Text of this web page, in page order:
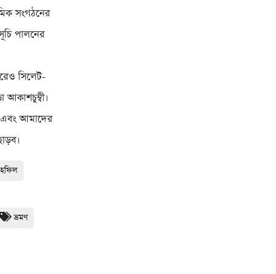
সংগঠনের
পালনের
সিলেট-
আকাশচুম্বী।
এবং আমাদের
ভ্রমণ